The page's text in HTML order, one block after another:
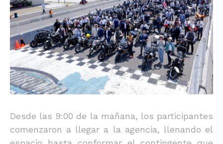
Desde las 9:00 de la mañana, los participantes
comenzaron a llegar a la agencia, llenando el